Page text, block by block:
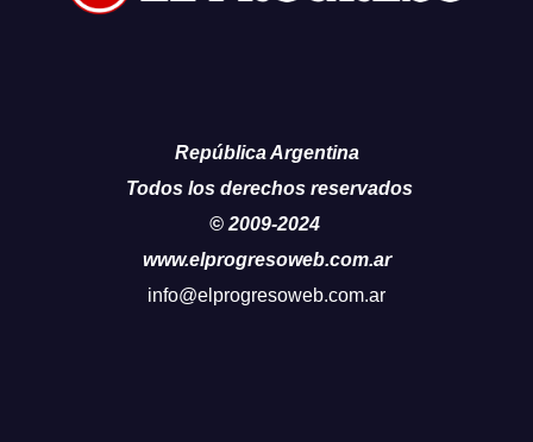
República Argentina
Todos los derechos reservados
© 2009-2024
www.elprogresoweb.com.ar
info@elprogresoweb.com.ar